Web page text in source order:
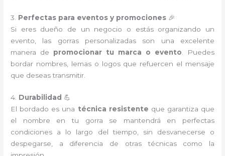
3. Perfectas para eventos y promociones 🎉
Si eres dueño de un negocio o estás organizando un
evento, las gorras personalizadas son una excelente
manera de promocionar tu marca o evento . Puedes
bordar nombres, lemas o logos que refuercen el mensaje
que deseas transmitir.
4. Durabilidad 💪
El bordado es una técnica resistente que garantiza que
el nombre en tu gorra se mantendrá en perfectas
condiciones a lo largo del tiempo, sin desvanecerse o
despegarse, a diferencia de otras técnicas como la